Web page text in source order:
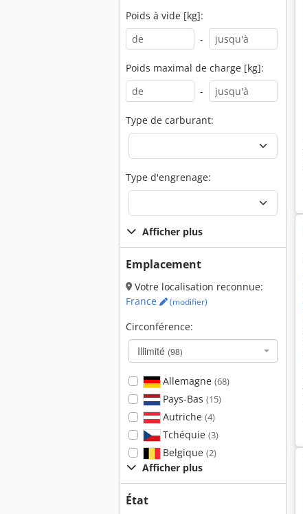
Poids à vide [kg]:
-
Poids maximal de charge [kg]:
-
Type de carburant:
Type d'engrenage:
Afficher plus
Emplacement
Votre localisation reconnue:
France
(modifier)
Circonférence:
Illimité (98)
Allemagne (68)
Pays-Bas (15)
Autriche (4)
Tchéquie (3)
Belgique (2)
Afficher plus
État